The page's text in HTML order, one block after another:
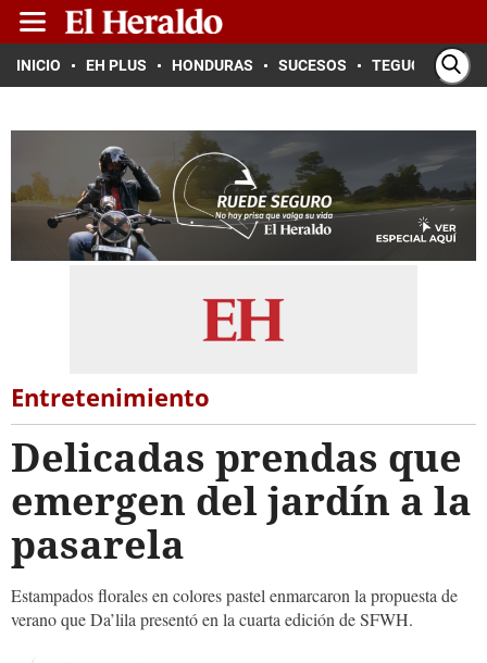
INICIO EH PLUS HONDURAS SUCESOS TEGUCIGALPA
Entretenimiento
Delicadas prendas que
emergen del jardín a la
pasarela
Estampados florales en colores pastel enmarcaron la propuesta de
verano que Da’lila presentó en la cuarta edición de SFWH.